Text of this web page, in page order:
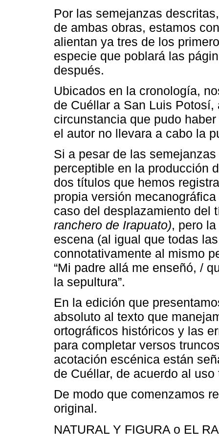
Por las semejanzas
de ambas obras, estamos
alientan ya tres de los
especie que poblará las
después.
Ubicados en la cronología,
de Cuéllar a San Luis
circunstancia que pudo
el autor no llevara a cabo la
Si a pesar de las
perceptible en la producción
dos títulos que hemos
propia versión
caso del desplazamiento del
ranchero de Irapuato), pero
escena (al igual que todas
connotativamente al mismo
“Mi padre allá me enseñó, /
la sepultura”.
En la edición que
absoluto al texto que
ortográficos históricos y las
para completar versos
acotación escénica están
de Cuéllar, de acuerdo al
De modo que comenzamos
original.
NATURAL Y FIGURA o EL